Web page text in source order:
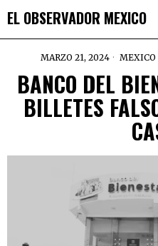
EL OBSERVADOR MEXICO
MARZO 21, 2024 MEXICO
BANCO DEL
BILLETES